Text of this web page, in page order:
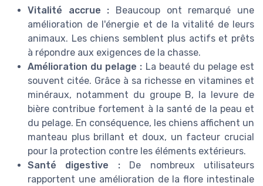
Vitalité accrue : Beaucoup ont remarqué une
amélioration de l'énergie et de la vitalité de leurs
animaux. Les chiens semblent plus actifs et prêts
à répondre aux exigences de la chasse.
Amélioration du pelage : La beauté du pelage est
souvent citée. Grâce à sa richesse en vitamines et
minéraux, notamment du groupe B, la levure de
bière contribue fortement à la santé de la peau et
du pelage. En conséquence, les chiens affichent un
manteau plus brillant et doux, un facteur crucial
pour la protection contre les éléments extérieurs.
Santé digestive :De nombreux utilisateurs
rapportent une amélioration de la flore intestinale